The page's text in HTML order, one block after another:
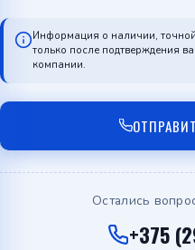
Информация о наличии,
только после подтверждения
компании.
Остались
+375